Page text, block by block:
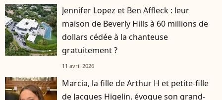
Jennifer Lopez et Ben Affleck : leur
maison de Beverly Hills à 60 millions de
dollars cédée à la chanteuse
gratuitement ?
11 avril 2026
Marcia, la fille de Arthur H et petite-fille
de Jacques Higelin, évoque son grand-